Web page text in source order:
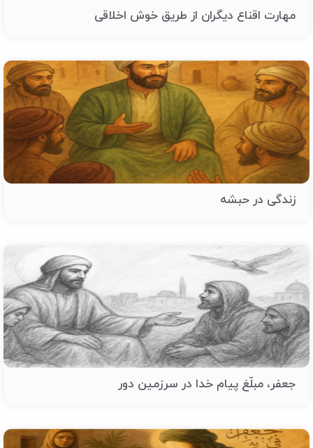
مهارت اقناع دیگران از طریق خوش اخلاقی
زندگی در حبشه
جعفر، مبلّغ پیام خدا در سرزمین دور